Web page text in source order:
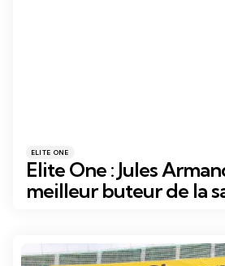
Catégories
Posté
dans
ELITE ONE
Elite One : Jules
meilleur buteur de la